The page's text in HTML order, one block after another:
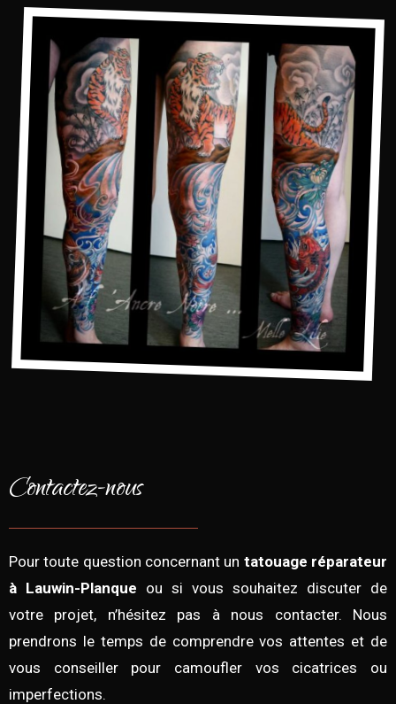
Contactez-nous
Pour toute question concernant un tatouage réparateur
à Lauwin-Planque ou si vous souhaitez discuter de
votre projet, n’hésitez pas à nous contacter. Nous
prendrons le temps de comprendre vos attentes et de
vous conseiller pour camoufler vos cicatrices ou
imperfections.